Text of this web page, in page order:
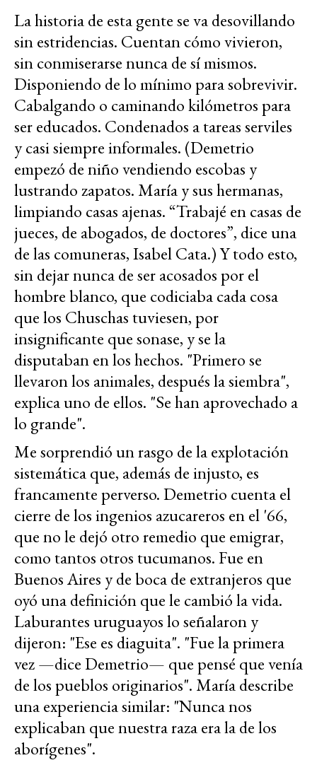
La historia de esta gente se va desovillando
sin estridencias. Cuentan cómo vivieron,
sin conmiserarse nunca de sí mismos.
Disponiendo de lo mínimo para sobrevivir.
Cabalgando o caminando kilómetros para
ser educados. Condenados a tareas serviles
y casi siempre informales. (Demetrio
empezó de niño vendiendo escobas y
lustrando zapatos. María y sus hermanas,
limpiando casas ajenas. “Trabajé en casas de
jueces, de abogados, de doctores”, dice una
de las comuneras, Isabel Cata.) Y todo esto,
sin dejar nunca de ser acosados por el
hombre blanco, que codiciaba cada cosa
que los Chuschas tuviesen, por
insignificante que sonase, y se la
disputaban en los hechos. "Primero se
llevaron los animales, después la siembra",
explica uno de ellos. "Se han aprovechado a
lo grande".
Me sorprendió un rasgo de la explotación
sistemática que, además de injusto, es
francamente perverso. Demetrio cuenta el
cierre de los ingenios azucareros en el '66,
que no le dejó otro remedio que emigrar,
como tantos otros tucumanos. Fue en
Buenos Aires y de boca de extranjeros que
oyó una definición que le cambió la vida.
Laburantes uruguayos lo señalaron y
dijeron: "Ese es diaguita". "Fue la primera
vez —dice Demetrio— que pensé que venía
de los pueblos originarios". María describe
una experiencia similar: "Nunca nos
explicaban que nuestra raza era la de los
aborígenes".